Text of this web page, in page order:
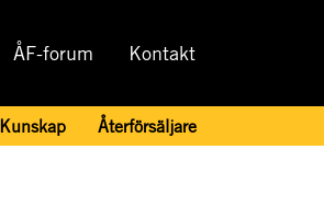
ÅF-forum Kontakt
Kunskap Återförsäljare